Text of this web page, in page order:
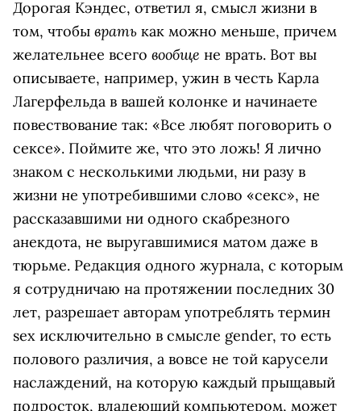
Дорогая Кэндес, ответил я, смысл жизни в
том, чтобы врать как можно меньше, причем
желательнее всего вообще не врать. Вот вы
описываете, например, ужин в честь Карла
Лагерфельда в вашей колонке и начинаете
повествование так: «Все любят поговорить о
сексе». Поймите же, что это ложь! Я лично
знаком с несколькими людьми, ни разу в
жизни не употребившими слово «секс», не
рассказавшими ни одного скабрезного
анекдота, не выругавшимися матом даже в
тюрьме. Редакция одного журнала, с которым
я сотрудничаю на протяжении последних 30
лет, разрешает авторам употреблять термин
sex исключительно в смысле gender, то есть
полового различия, а вовсе не той карусели
наслаждений, на которую каждый прыщавый
подросток, владеющий компьютером, может